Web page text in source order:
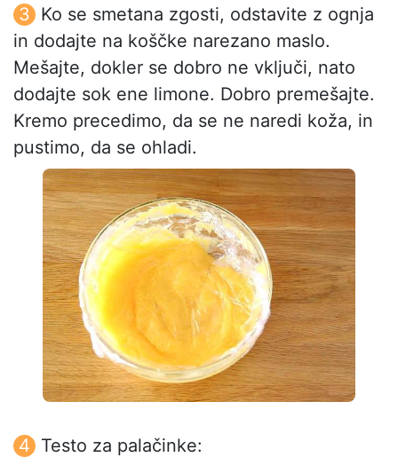
Ko se smetana zgosti, odstavite z ognja
in dodajte na koščke narezano maslo.
Mešajte, dokler se dobro ne vključi, nato
dodajte sok ene limone. Dobro premešajte.
Kremo precedimo, da se ne naredi koža, in
pustimo, da se ohladi.
Testo za palačinke: